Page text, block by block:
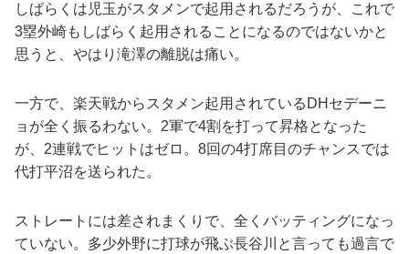
しばらくは児玉がスタメンで起用されるだろうが、これで
3塁外崎もしばらく起用されることになるのではないかと
思うと、やはり滝澤の離脱は痛い。
一方で、楽天戦からスタメン起用されているDHセデーニ
ョが全く振るわない。2軍で4割を打って昇格となった
が、2連戦でヒットはゼロ。8回の4打席目のチャンスでは
代打平沼を送られた。
ストレートには差されまくりで、全くバッティングになっ
ていない。多少外野に打球が飛ぶ長谷川と言っても過言で